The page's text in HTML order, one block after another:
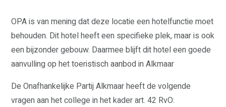
WAAR STAAN WIJ VOOR?
VERKIEZINGSPROGRAMMA
STANDPUNTEN
VRIENDELIJKE OVERHEID
VEILIGHEID
ZORG
ECONOMIE
OPA is van mening dat deze locatie een hotelfunctie moet
behouden. Dit hotel heeft een specifieke plek, maar is ook
een bijzonder gebouw. Daarmee blijft dit hotel een goede
aanvulling op het toeristisch aanbod in Alkmaar
De Onafhankelijke Partij Alkmaar heeft de volgende
vragen aan het college in het kader art. 42 RvO: